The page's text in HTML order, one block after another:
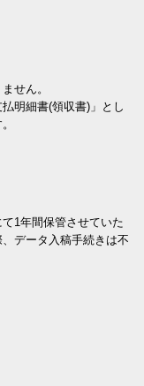
せん。
明細書(領収書)」とし
1年間保管させていた
データ入稿手続きは不